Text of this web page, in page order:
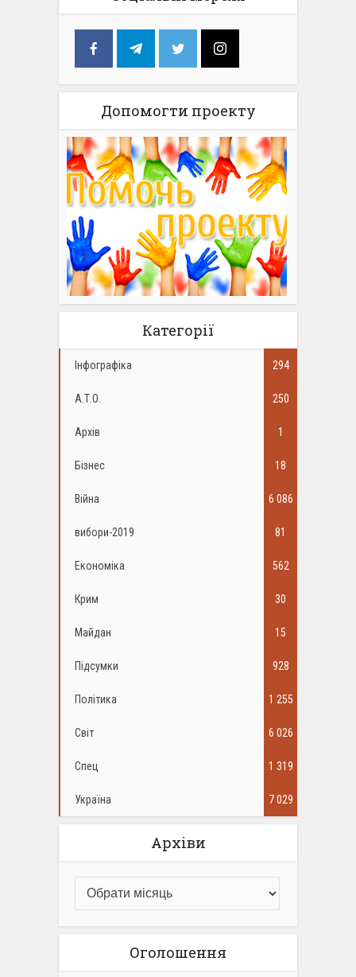
Допомогти проекту
Категорії
Інфографіка 294
А.Т.О. 250
Архів 1
Бізнес 18
Війна 6 086
вибори-2019 81
Економіка 562
Крим 30
Майдан 15
Підсумки 928
Політика 1 255
Світ 6 026
Спец 1 319
Україна 7 029
Архіви
Оголошення